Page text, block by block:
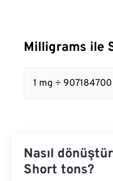
Milligrams ile
1 mg ÷ 907184700
Nasıl
Short tons?